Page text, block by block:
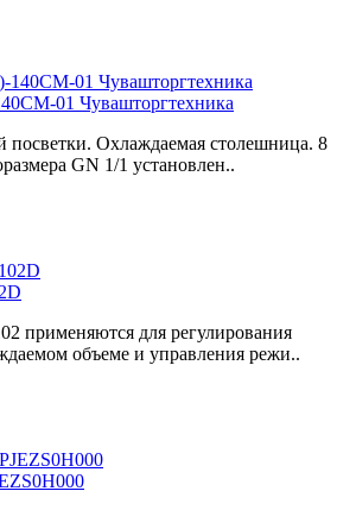
01 Чувашторгтехника
посветки. Охлаждаемая столешница. 8
GN 1/1 установлен..
применяются для регулирования
объеме и управления режи..